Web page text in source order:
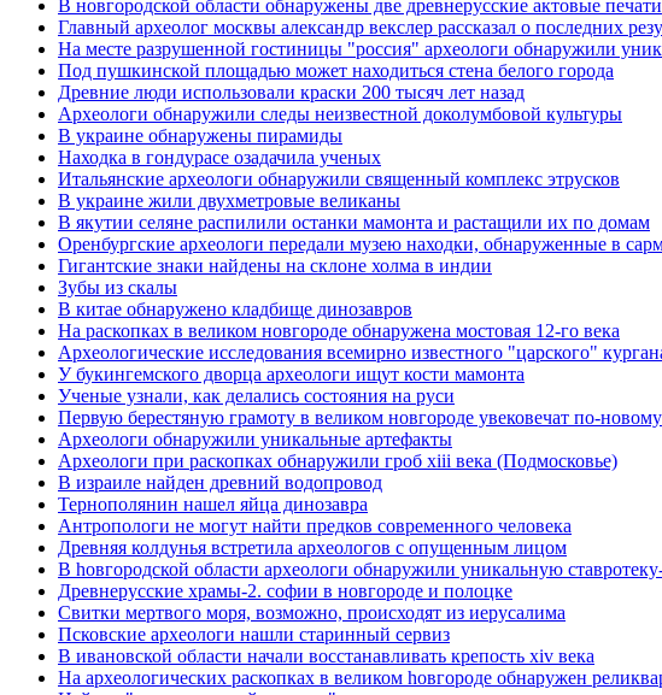
В новгородской области обнаружены две древнерусские актовые печати
Главный археолог москвы александр векслер рассказал о последних
На месте разрушенной гостиницы "россия" археологи обнаружили
Под пушкинской площадью может находиться стена белого города
Древние люди использовали краски 200 тысяч лет назад
Археологи обнаружили следы неизвестной доколумбовой культуры
В украине обнаружены пирамиды
Находка в гондурасе озадачила ученых
Итальянские археологи обнаружили священный комплекс этрусков
В украине жили двухметровые великаны
В якутии селяне распилили останки мамонта и растащили их по домам
Оренбургские археологи передали музею находки, обнаруженные в
Гигантские знаки найдены на склоне холма в индии
Зубы из скалы
В китае обнаружено кладбище динозавров
На раскопках в великом новгороде обнаружена мостовая 12-го века
Археологические исследования всемирно известного "царского"
У букингемского дворца археологи ищут кости мамонта
Ученые узнали, как делались состояния на руси
Первую берестяную грамоту в великом новгороде увековечат по-новому
Археологи обнаружили уникальные артефакты
Археологи при раскопках обнаружили гроб xiii века (Подмосковье)
В израиле найден древний водопровод
Тернополянин нашел яйца динозавра
Антропологи не могут найти предков современного человека
Древняя колдунья встретила археологов с опущенным лицом
В hовгородской области археологи обнаружили уникальную
Древнерусские храмы-2. софии в новгороде и полоцке
Свитки мертвого моря, возможно, происходят из иерусалима
Псковские археологи нашли старинный сервиз
В ивановской области начали восстанавливать крепость xiv века
Hа археологических раскопках в великом hовгороде обнаружен